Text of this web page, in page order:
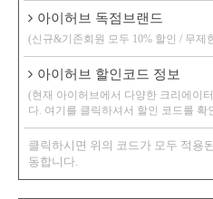
아이허브 독점브랜드
(신규&기존회원 모두 10% 할인 / 무제
아이허브 할인코드 정보
(현재 아이허브에서 다양한 크리에이
다. 여기를 클릭하셔서 할인 코드를 확
클릭하시면 위의 코드가 모두 적용
동합니다.